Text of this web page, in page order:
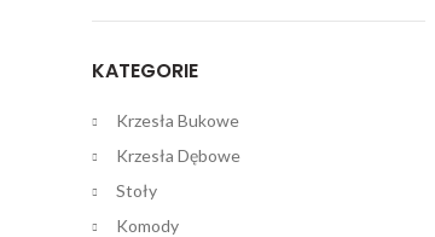
KATEGORIE
Krzesła Bukowe
Krzesła Dębowe
Stoły
Komody